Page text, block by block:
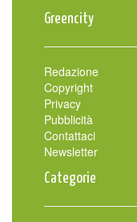
Greencity
Redazione
Copyright
Privacy
Pubblicità
Contattaci
Newsletter
Categorie